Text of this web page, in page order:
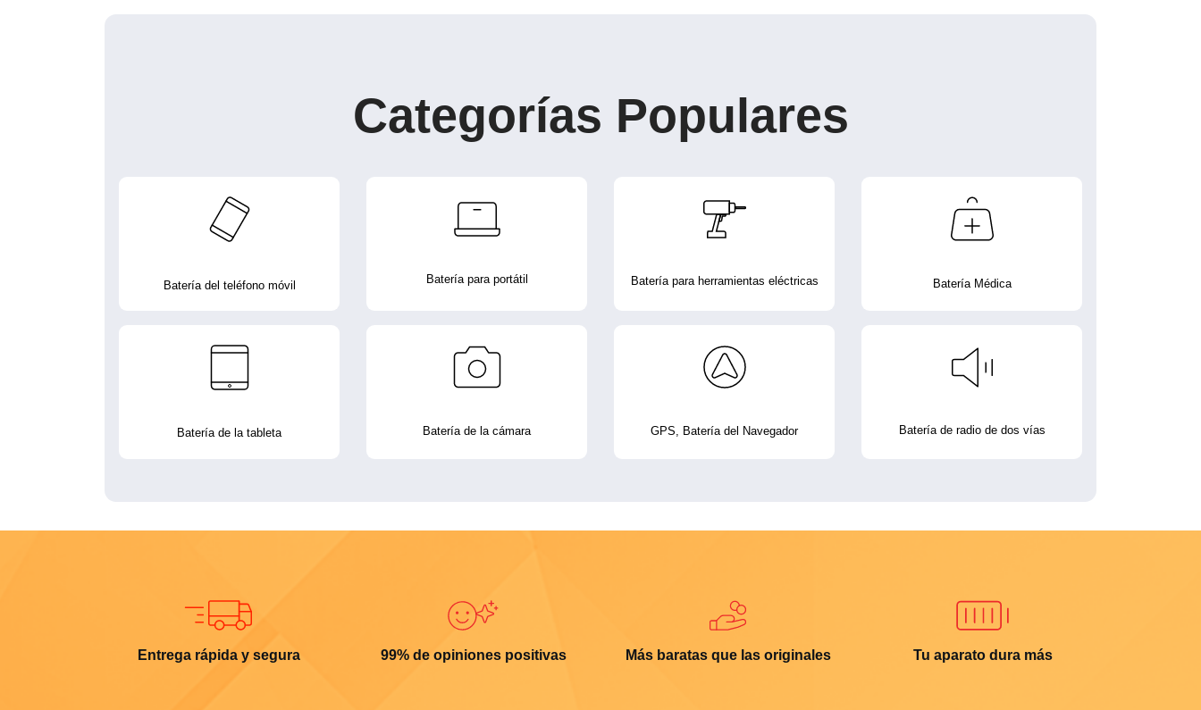
Categorías Populares
Batería del teléfono móvil Batería para portátil Batería para herramientas eléctricas Batería Médica
Batería de la tableta Batería de la cámara GPS, Batería del Navegador Batería de radio de dos vías
Entrega rápida y segura 99% de opiniones positivas Más baratas que las originales Tu aparato dura más